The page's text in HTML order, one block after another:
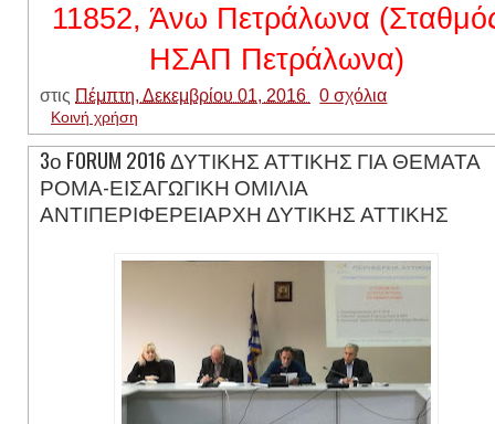
11852, Άνω Πετράλωνα
ΗΣΑΠ Πετράλωνα)
στις Πέμπτη, Δεκεμβρίου 01, 2016 0 σχόλια
Κοινή χρήση
3ο FORUM 2016 ΔΥΤΙΚΗΣ ΑΤΤΙΚΗΣ ΓΙΑ ΘΕΜΑΤΑ
ΡΟΜΑ-ΕΙΣΑΓΩΓΙΚΗ ΟΜΙΛΙΑ
ΑΝΤΙΠΕΡΙΦΕΡΕΙΑΡΧΗ ΔΥΤΙΚΗΣ ΑΤΤΙΚΗΣ